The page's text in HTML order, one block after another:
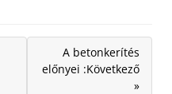
A betonkerítés
előnyei :Következő
»